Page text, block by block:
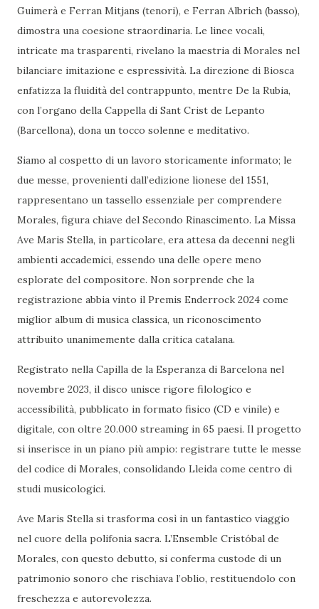
Guimerà e Ferran Mitjans (tenori), e Ferran Albrich (basso),
dimostra una coesione straordinaria. Le linee vocali,
intricate ma trasparenti, rivelano la maestria di Morales nel
bilanciare imitazione e espressività. La direzione di Biosca
enfatizza la fluidità del contrappunto, mentre De la Rubia,
con l’organo della Cappella di Sant Crist de Lepanto
(Barcellona), dona un tocco solenne e meditativo.
Siamo al cospetto di un lavoro storicamente informato; le
due messe, provenienti dall’edizione lionese del 1551,
rappresentano un tassello essenziale per comprendere
Morales, figura chiave del Secondo Rinascimento. La Missa
Ave Maris Stella, in particolare, era attesa da decenni negli
ambienti accademici, essendo una delle opere meno
esplorate del compositore. Non sorprende che la
registrazione abbia vinto il Premis Enderrock 2024 come
miglior album di musica classica, un riconoscimento
attribuito unanimemente dalla critica catalana.
Registrato nella Capilla de la Esperanza di Barcelona nel
novembre 2023, il disco unisce rigore filologico e
accessibilità, pubblicato in formato fisico (CD e vinile) e
digitale, con oltre 20.000 streaming in 65 paesi. Il progetto
si inserisce in un piano più ampio: registrare tutte le messe
del codice di Morales, consolidando Lleida come centro di
studi musicologici.
Ave Maris Stella si trasforma così in un fantastico viaggio
nel cuore della polifonia sacra. L’Ensemble Cristóbal de
Morales, con questo debutto, si conferma custode di un
patrimonio sonoro che rischiava l’oblio, restituendolo con
freschezza e autorevolezza.